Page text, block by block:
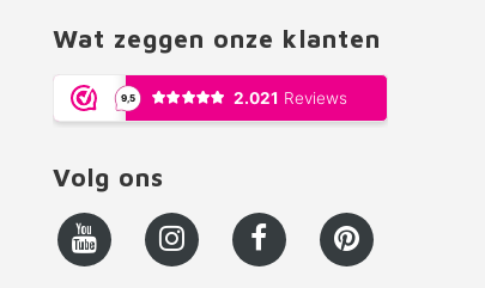
Wat zeggen onze klanten
Volg ons